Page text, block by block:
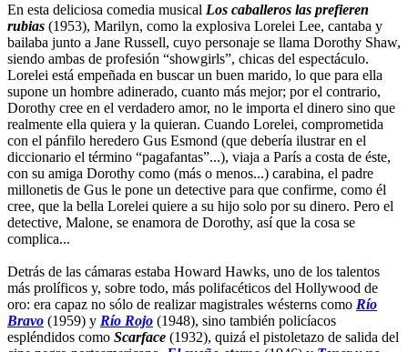
En esta deliciosa comedia musical Los caballeros las prefieren
rubias (1953), Marilyn, como la explosiva Lorelei Lee, cantaba y
bailaba junto a Jane Russell, cuyo personaje se llama Dorothy Shaw,
siendo ambas de profesión “showgirls”, chicas del espectáculo.
Lorelei está empeñada en buscar un buen marido, lo que para ella
supone un hombre adinerado, cuanto más mejor; por el contrario,
Dorothy cree en el verdadero amor, no le importa el dinero sino que
realmente ella quiera y la quieran. Cuando Lorelei, comprometida
con el pánfilo heredero Gus Esmond (que debería ilustrar en el
diccionario el término “pagafantas”...), viaja a París a costa de éste,
con su amiga Dorothy como (más o menos...) carabina, el padre
millonetis de Gus le pone un detective para que confirme, como él
cree, que la bella Lorelei quiere a su hijo solo por su dinero. Pero el
detective, Malone, se enamora de Dorothy, así que la cosa se
complica...
Detrás de las cámaras estaba Howard Hawks, uno de los talentos
más prolíficos y, sobre todo, más polifacéticos del Hollywood de
oro: era capaz no sólo de realizar magistrales wésterns como Río
Bravo (1959) y Río Rojo (1948), sino también policíacos
espléndidos como Scarface (1932), quizá el pistoletazo de salida del